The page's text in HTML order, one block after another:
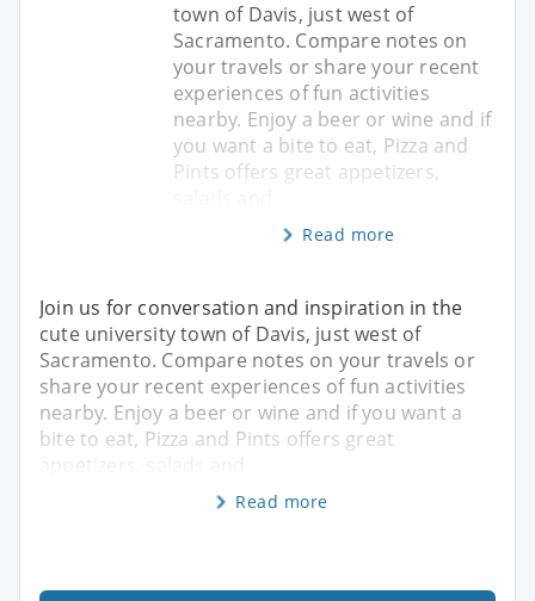
town of Davis, just west of
Sacramento. Compare notes on
your travels or share your recent
experiences of fun activities
nearby. Enjoy a beer or wine and if
you want a bite to eat, Pizza and
Pints offers great appetizers,
Read more
Join us for conversation and inspiration in the
cute university town of Davis, just west of
Sacramento. Compare notes on your travels or
share your recent experiences of fun activities
nearby. Enjoy a beer or wine and if you want a
bite to eat, Pizza and Pints offers great
Read more